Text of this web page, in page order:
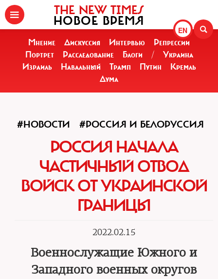
EN
THE NEW TIMES
НОВОЕ ВРЕМЯ
Мнение Дискуссия Интервью
Репрессии
Портрет
Расследование Блоги /
Украина
Израиль
Навальный Трамп Путин
Кремль
Дума
#НОВОСТИ #РОССИЯ И БЕЛОРУССИЯ
РОССИЯ НАЧАЛА
ЧАСТИЧНЫЙ ОТВОД
ВОЙСК ОТ УКРАИНСКОЙ
ГРАНИЦЫ
2022.02.15
Военнослужащие Южного и
Западного военных округов